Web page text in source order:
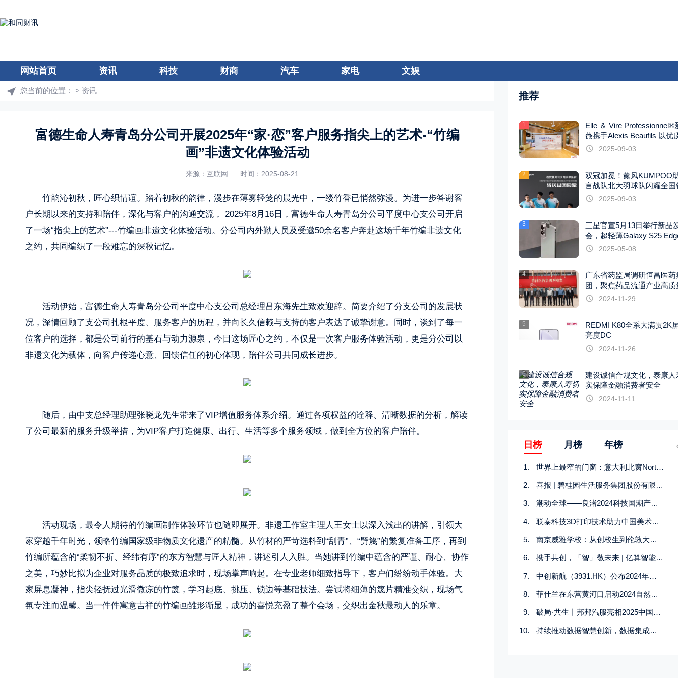
网站首页 资讯 科技 财商 汽车 家电 文娱
您当前的位置： > 资讯
富德生命人寿青岛分公司开展2025年“家·恋”客户服务指尖上的艺术-“竹编
画”非遗文化体验活动
来源：互联网 时间：2025-08-21
竹韵沁初秋，匠心织情谊。踏着初秋的韵律，漫步在薄雾轻笼的晨光中，一缕竹香已悄然弥漫。为进一步答谢客
户长期以来的支持和陪伴，深化与客户的沟通交流， 2025年8月16日，富德生命人寿青岛分公司平度中心支公司开启
了一场“指尖上的艺术”---竹编画非遗文化体验活动。分公司内外勤人员及受邀50余名客户奔赴这场千年竹编非遗文化
之约，共同编织了一段难忘的深秋记忆。
活动伊始，富德生命人寿青岛分公司平度中心支公司总经理吕东海先生致欢迎辞。简要介绍了分支公司的发展状
况，深情回顾了支公司扎根平度、服务客户的历程，并向长久信赖与支持的客户表达了诚挚谢意。同时，谈到了每一
位客户的选择，都是公司前行的基石与动力源泉，今日这场匠心之约，不仅是一次客户服务体验活动，更是分公司以
非遗文化为载体，向客户传递心意、回馈信任的初心体现，陪伴公司共同成长进步。
随后，由中支总经理助理张晓龙先生带来了VIP增值服务体系介绍。通过各项权益的诠释、清晰数据的分析，解读
了公司最新的服务升级举措，为VIP客户打造健康、出行、生活等多个服务领域，做到全方位的客户陪伴。
活动现场，最令人期待的竹编画制作体验环节也随即展开。非遗工作室主理人王女士以深入浅出的讲解，引领大
家穿越千年时光，领略竹编国家级非物质文化遗产的精髓。从竹材的严苛选料到“刮青”、“劈篾”的繁复准备工序，再到
竹编所蕴含的“柔韧不折、经纬有序”的东方智慧与匠人精神，讲述引人入胜。当她讲到竹编中蕴含的严谨、耐心、协作
之美，巧妙比拟为企业对服务品质的极致追求时，现场掌声响起。在专业老师细致指导下，客户们纷纷动手体验。大
家屏息凝神，指尖轻抚过光滑微凉的竹篾，学习起底、挑压、锁边等基础技法。尝试将细薄的篾片精准交织，现场气
氛专注而温馨。当一件件寓意吉祥的竹编画雏形渐显，成功的喜悦充盈了整个会场，交织出金秋最动人的乐章。
推荐
1
Elle ＆ Vire Professionnel®
薇携手Alexis Beaufils 以优
焕新甜品风味
2025-09-03
2
双冠加冕！薰风KUMPOO
言战队北大羽球队闪耀全国
赛
2025-09-03
3
三星官宣5月13日举行新品
会，超轻薄Galaxy S25
2025-05-08
4
广东省药监局调研恒昌医药
团，聚焦药品流通产业高质
展
2024-11-29
5
REDMI K80全系大满贯2K
亮度DC
2024-11-26
6
建设诚信合规文化，泰康人
实保障金融消费者安全
2024-11-11
日榜 月榜 年榜
世界上最窄的门窗：意大利北窗North Window如何用 1厘米征服极简美学？
喜报 | 碧桂园生活服务集团股份有限公司荣获“2024中国物业服务企业综合实力500强第1名”等奖项
潮动全球——良渚2024科技国潮产业大会定档10月！
联泰科技3D打印技术助力中国美术学院焕活数字教育
南京威雅学校：从创校生到伦敦大学学院UCL录取，她的四年成长之路
携手共创，「智」敬未来 | 亿算智能与燧原科技重磅签署战略合作协议
中创新航（3931.HK）公布2024年全年业绩
菲仕兰在东营黄河口启动2024自然滋养成长营项目
破局·共生丨邦邦汽服亮相2025中国汽车后市场领航峰会
持续推动数据智慧创新，数据集成商神旗数码获多方认可